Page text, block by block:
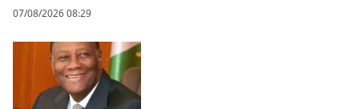
07/08/2026 08:29